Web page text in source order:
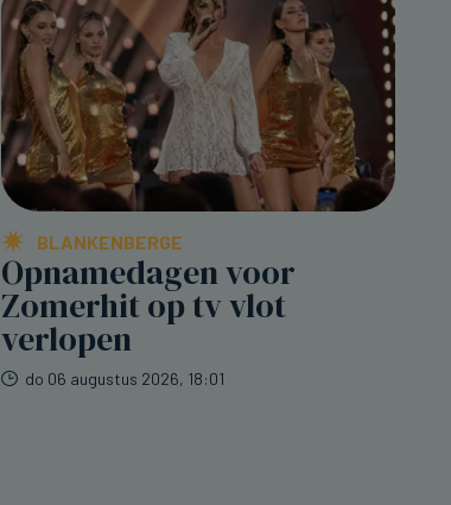
BLANKENBERGE
Opnamedagen voor
Zomerhit op tv vlot
verlopen
do 06 augustus 2026, 18:01